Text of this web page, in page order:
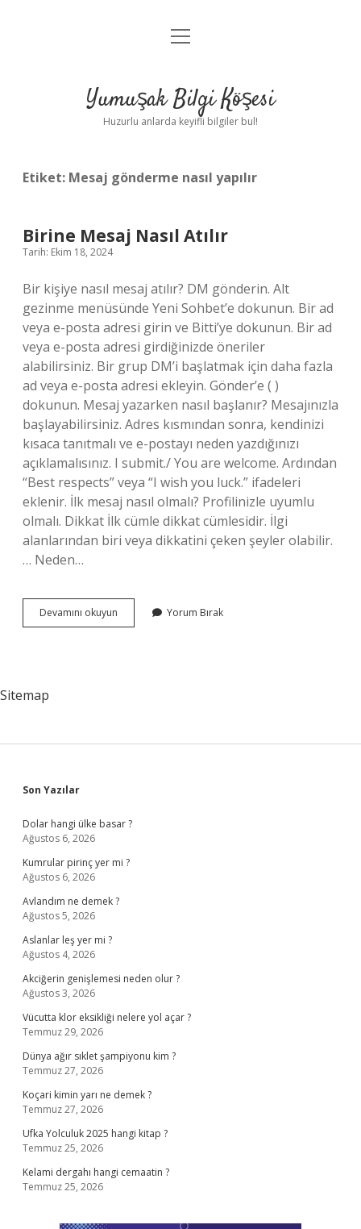
Anasayfa
Yasal Uyarı
menüyü
Yumuşak Bilgi Köşesi
Huzurlu anlarda keyifli bilgiler bul!
Etiket: Mesaj gönderme nasıl yapılır
Birine Mesaj Nasıl Atılır
Tarih: Ekim 18, 2024
Bir kişiye nasıl mesaj atılır? DM gönderin. Alt
gezinme menüsünde Yeni Sohbet’e dokunun. Bir ad
veya e-posta adresi girin ve Bitti’ye dokunun. Bir ad
veya e-posta adresi girdiğinizde öneriler
alabilirsiniz. Bir grup DM’i başlatmak için daha fazla
ad veya e-posta adresi ekleyin. Gönder’e ( )
dokunun. Mesaj yazarken nasıl başlanır? Mesajınızla
başlayabilirsiniz. Adres kısmından sonra, kendinizi
kısaca tanıtmalı ve e-postayı neden yazdığınızı
açıklamalısınız. I submit./ You are welcome. Ardından
“Best respects” veya “I wish you luck.” ifadeleri
eklenir. İlk mesaj nasıl olmalı? Profilinizle uyumlu
olmalı. Dikkat İlk cümle dikkat cümlesidir. İlgi
alanlarından biri veya dikkatini çeken şeyler olabilir.
… Neden…
Devamını okuyun
Mesaj
Yorum Bırak
Sitemap
Sidebar
Son Yazılar
Dolar hangi ülke basar ?
Ağustos 6, 2026
Kumrular pirinç yer mi ?
Ağustos 6, 2026
Avlandım ne demek ?
Ağustos 5, 2026
Aslanlar leş yer mi ?
Ağustos 4, 2026
Akciğerin genişlemesi neden olur ?
Ağustos 3, 2026
Vücutta klor eksikliği nelere yol açar ?
Temmuz 29, 2026
Dünya ağır sıklet şampiyonu kim ?
Temmuz 27, 2026
Koçari kimin yarı ne demek ?
Temmuz 27, 2026
Ufka Yolculuk 2025 hangi kitap ?
Temmuz 25, 2026
Kelami dergahı hangi cemaatin ?
Temmuz 25, 2026